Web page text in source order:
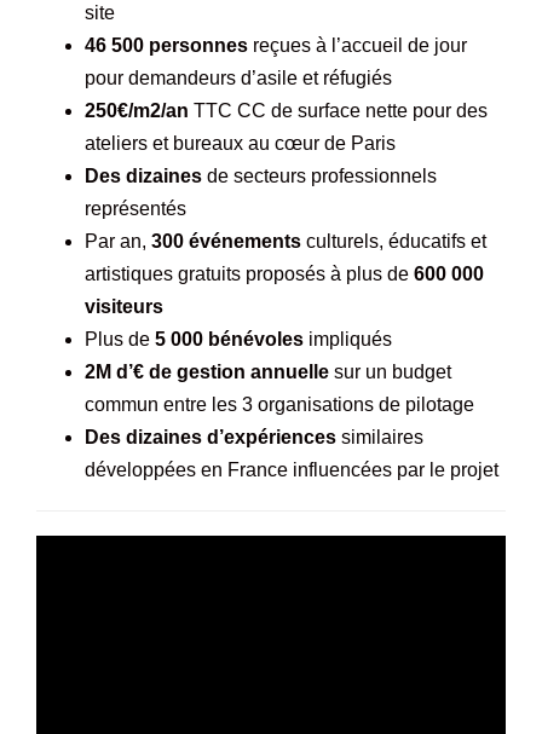
site
46 500 personnes reçues à l’accueil de jour
pour demandeurs d’asile et réfugiés
250€/m2/an TTC CC de surface nette pour des
ateliers et bureaux au cœur de Paris
Des dizaines de secteurs professionnels
représentés
Par an, 300 événements culturels, éducatifs et
artistiques gratuits proposés à plus de 600 000
visiteurs
Plus de 5 000 bénévoles impliqués
2M d’€ de gestion annuelle sur un budget
commun entre les 3 organisations de pilotage
Des dizaines d’expériences similaires
développées en France influencées par le projet